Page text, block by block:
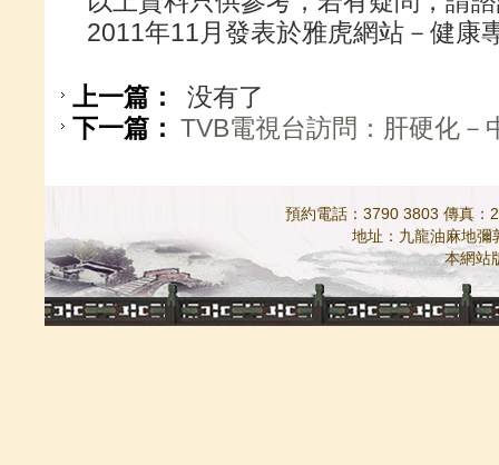
2011年11月發表於雅虎網站－健康
上一篇：
没有了
下一篇： TVB電視台訪問：肝硬化－
預約電話：3790 3803 傳真：
地址：九龍油麻地
本網站